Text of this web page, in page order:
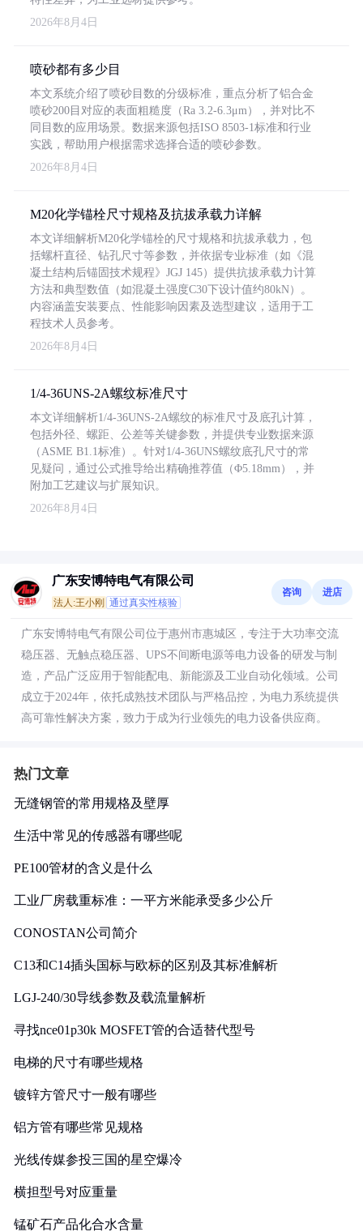
2026年8月4日
喷砂都有多少目
本文系统介绍了喷砂目数的分级标准，重点分析了铝合金
喷砂200目对应的表面粗糙度（Ra 3.2-6.3μm），并对比不
同目数的应用场景。数据来源包括ISO 8503-1标准和行业
实践，帮助用户根据需求选择合适的喷砂参数。
2026年8月4日
M20化学锚栓尺寸规格及抗拔承载力详解
本文详细解析M20化学锚栓的尺寸规格和抗拔承载力，包
括螺杆直径、钻孔尺寸等参数，并依据专业标准（如《混
凝土结构后锚固技术规程》JGJ 145）提供抗拔承载力计算
方法和典型数值（如混凝土强度C30下设计值约80kN）。
内容涵盖安装要点、性能影响因素及选型建议，适用于工
程技术人员参考。
2026年8月4日
1/4-36UNS-2A螺纹标准尺寸
本文详细解析1/4-36UNS-2A螺纹的标准尺寸及底孔计算，
包括外径、螺距、公差等关键参数，并提供专业数据来源
（ASME B1.1标准）。针对1/4-36UNS螺纹底孔尺寸的常
见疑问，通过公式推导给出精确推荐值（Φ5.18mm），并
附加工艺建议与扩展知识。
2026年8月4日
广东安博特电气有限公司
法人:王小刚 通过真实性核验
咨询 进店
广东安博特电气有限公司位于惠州市惠城区，专注于大功率交流
稳压器、无触点稳压器、UPS不间断电源等电力设备的研发与制
造，产品广泛应用于智能配电、新能源及工业自动化领域。公司
成立于2024年，依托成熟技术团队与严格品控，为电力系统提供
高可靠性解决方案，致力于成为行业领先的电力设备供应商。
热门文章
无缝钢管的常用规格及壁厚
生活中常见的传感器有哪些呢
PE100管材的含义是什么
工业厂房载重标准：一平方米能承受多少公斤
CONOSTAN公司简介
C13和C14插头国标与欧标的区别及其标准解析
LGJ-240/30导线参数及载流量解析
寻找nce01p30k MOSFET管的合适替代型号
电梯的尺寸有哪些规格
镀锌方管尺寸一般有哪些
铝方管有哪些常见规格
光线传媒参投三国的星空爆冷
横担型号对应重量
锰矿石产品化合水含量